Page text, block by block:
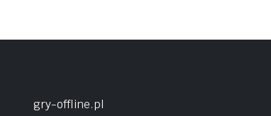
gry-offline.pl